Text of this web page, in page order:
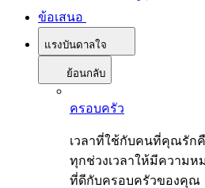
ข้อเสนอ
แรงบันดาลใจ
ย้อนกลับ
ครอบครัว
เวลาที่ใช้กับคนที่คุณรัก
ทุกช่วงเวลาให้มีความห
ที่ดีกับครอบครัวของคุณ